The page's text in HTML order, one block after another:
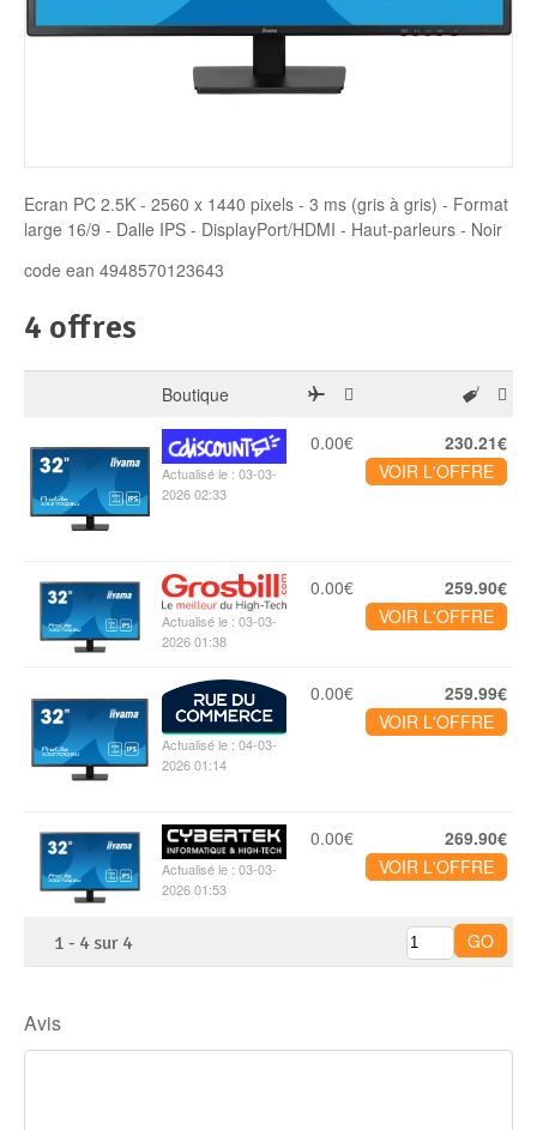
Ecran PC 2.5K - 2560 x 1440 pixels - 3 ms (gris à gris) - Format
large 16/9 - Dalle IPS - DisplayPort/HDMI - Haut-parleurs - Noir
code ean 4948570123643
4 offres
Boutique
Actualisé le : 03-03-
2026 02:33
0.00€
230.21€
VOIR L'OFFRE
Actualisé le : 03-03-
2026 01:38
0.00€
259.90€
VOIR L'OFFRE
Actualisé le : 04-03-
2026 01:14
0.00€
259.99€
VOIR L'OFFRE
Actualisé le : 03-03-
2026 01:53
0.00€
269.90€
VOIR L'OFFRE
1 - 4 sur 4
Avis